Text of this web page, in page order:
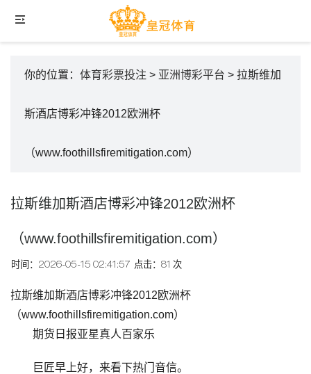
你的位置： 体育彩票投注 > 亚洲博彩平台 > 拉斯维加
斯酒店博彩冲锋2012欧洲杯
（www.foothillsfiremitigation.com）
拉斯维加斯酒店博彩冲锋2012欧洲杯
（www.foothillsfiremitigation.com）
时间：2026-05-15 02:41:57 点击：81 次
拉斯维加斯酒店博彩冲锋2012欧洲杯
（www.foothillsfiremitigation.com）
期货日报亚星真人百家乐
巨匠早上好，来看下热门音信。